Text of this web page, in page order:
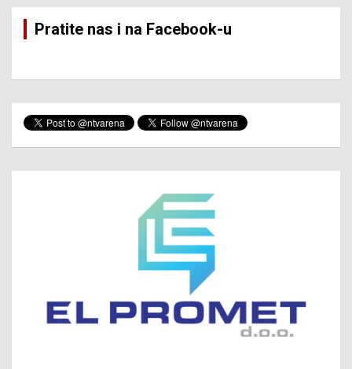
Pratite nas i na Facebook-u